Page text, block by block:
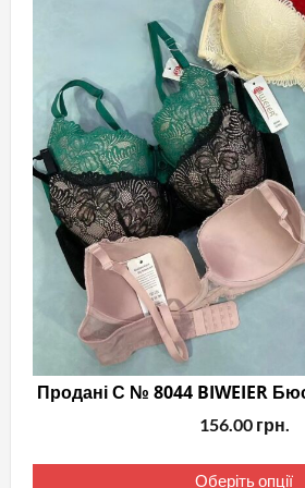
Продані С № 8044 BIWEIER
156.00 грн.
Оберіть опції